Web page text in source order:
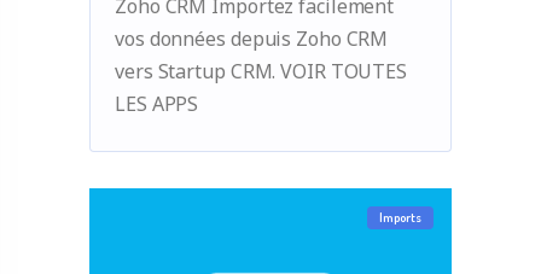
Zoho CRM Importez facilement
vos données depuis Zoho CRM
vers Startup CRM. VOIR TOUTES
LES APPS
Imports